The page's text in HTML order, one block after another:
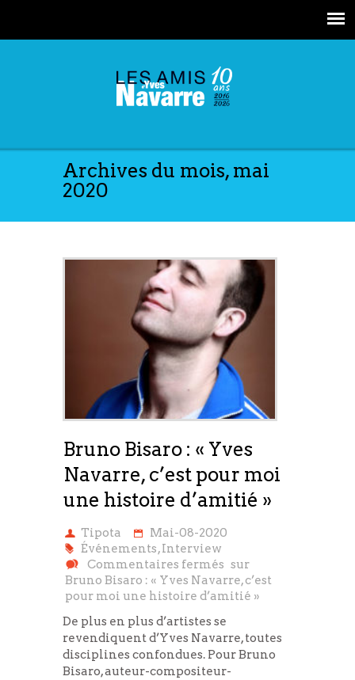
Archives du mois, mai
2020
Bruno Bisaro : « Yves
Navarre, c’est pour moi
une histoire d’amitié »
Tipota
Mai-08-2020
Événements,Interview
Commentaires fermés sur
Bruno Bisaro : « Yves Navarre, c’est
pour moi une histoire d’amitié »
De plus en plus d’artistes se
revendiquent d’Yves Navarre, toutes
disciplines confondues. Pour Bruno
Bisaro, auteur-compositeur-